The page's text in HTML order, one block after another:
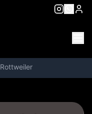
Rottweiler